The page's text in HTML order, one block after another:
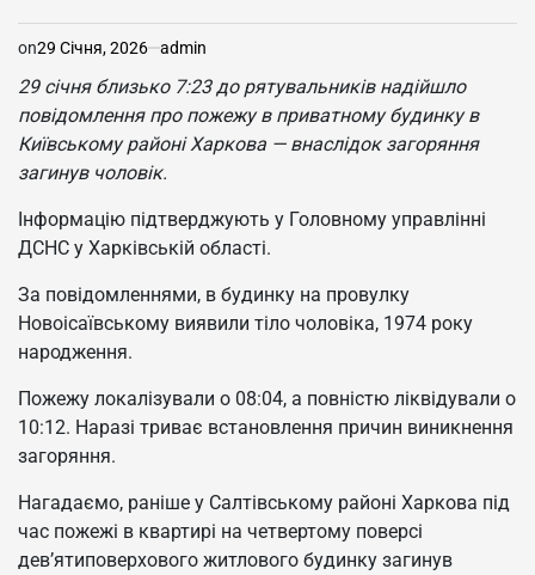
on29 Січня, 2026 admin
29 січня близько 7:23 до рятувальників надійшло
повідомлення про пожежу в приватному будинку в
Київському районі Харкова — внаслідок загоряння
загинув чоловік.
Інформацію підтверджують у Головному управлінні
ДСНС у Харківській області.
За повідомленнями, в будинку на провулку
Новоісаївському виявили тіло чоловіка, 1974 року
народження.
Пожежу локалізували о 08:04, а повністю ліквідували о
10:12. Наразі триває встановлення причин виникнення
загоряння.
Нагадаємо, раніше у Салтівському районі Харкова під
час пожежі в квартирі на четвертому поверсі
дев’ятиповерхового житлового будинку загинув